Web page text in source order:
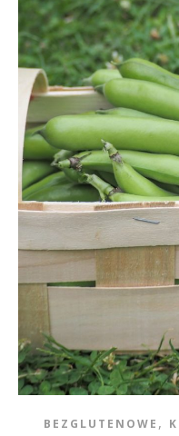
BEZGLUTENOWE ,